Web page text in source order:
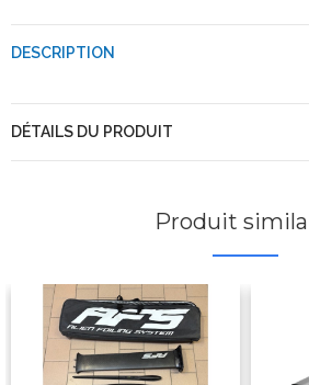
DESCRIPTION
DÉTAILS DU PRODUIT
Produit